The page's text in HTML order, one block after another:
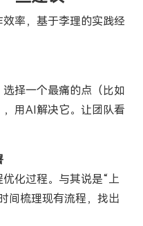
率，基于李理的实践经
择一个最痛的点（比如
用AI解决它。让团队看
化过程。与其说是“上
间梳理现有流程，找出